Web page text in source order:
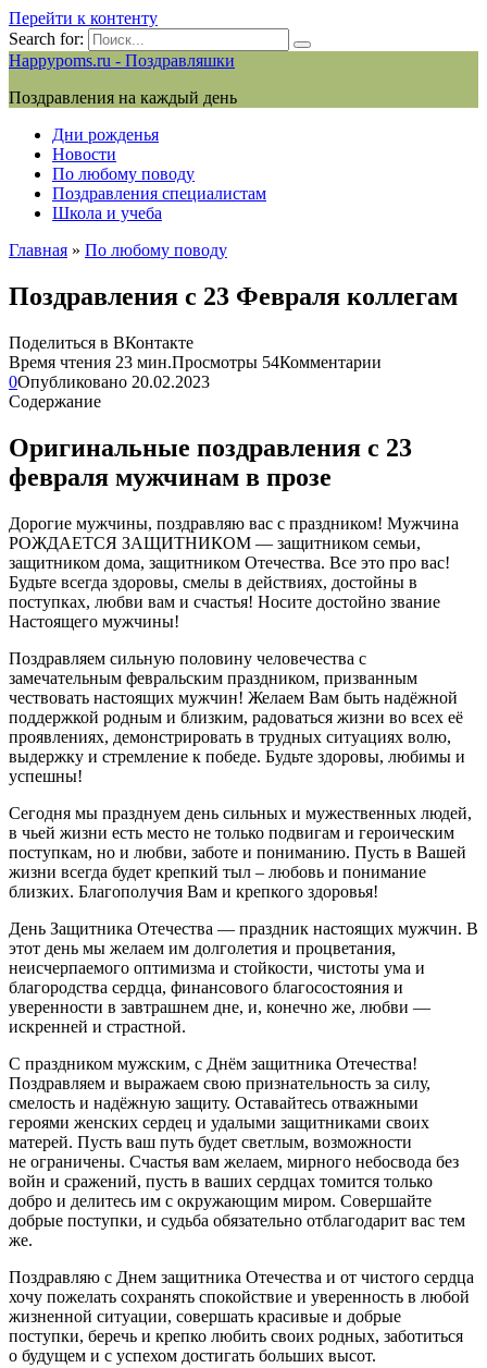
Перейти к контенту
Search for:
Happypoms.ru - Поздравляшки
Поздравления на каждый день
Дни рожденья
Новости
По любому поводу
Поздравления специалистам
Школа и учеба
Главная » По любому поводу
Поздравления с 23 Февраля коллегам
Поделиться в ВКонтакте
Время чтения 23 мин.Просмотры 54Комментарии
0Опубликовано 20.02.2023
Содержание
Оригинальные поздравления с 23
февраля мужчинам в прозе
Дорогие мужчины, поздравляю вас с праздником! Мужчина
РОЖДАЕТСЯ ЗАЩИТНИКОМ — защитником семьи,
защитником дома, защитником Отечества. Все это про вас!
Будьте всегда здоровы, смелы в действиях, достойны в
поступках, любви вам и счастья! Носите достойно звание
Настоящего мужчины!
Поздравляем сильную половину человечества с
замечательным февральским праздником, призванным
чествовать настоящих мужчин! Желаем Вам быть надёжной
поддержкой родным и близким, радоваться жизни во всех её
проявлениях, демонстрировать в трудных ситуациях волю,
выдержку и стремление к победе. Будьте здоровы, любимы и
успешны!
Сегодня мы празднуем день сильных и мужественных людей,
в чьей жизни есть место не только подвигам и героическим
поступкам, но и любви, заботе и пониманию. Пусть в Вашей
жизни всегда будет крепкий тыл – любовь и понимание
близких. Благополучия Вам и крепкого здоровья!
День Защитника Отечества — праздник настоящих мужчин. В
этот день мы желаем им долголетия и процветания,
неисчерпаемого оптимизма и стойкости, чистоты ума и
благородства сердца, финансового благосостояния и
уверенности в завтрашнем дне, и, конечно же, любви —
искренней и страстной.
С праздником мужским, с Днём защитника Отечества!
Поздравляем и выражаем свою признательность за силу,
смелость и надёжную защиту. Оставайтесь отважными
героями женских сердец и удалыми защитниками своих
матерей. Пусть ваш путь будет светлым, возможности
не ограничены. Счастья вам желаем, мирного небосвода без
войн и сражений, пусть в ваших сердцах томится только
добро и делитесь им с окружающим миром. Совершайте
добрые поступки, и судьба обязательно отблагодарит вас тем
же.
Поздравляю с Днем защитника Отечества и от чистого сердца
хочу пожелать сохранять спокойствие и уверенность в любой
жизненной ситуации, совершать красивые и добрые
поступки, беречь и крепко любить своих родных, заботиться
о будущем и с успехом достигать больших высот.